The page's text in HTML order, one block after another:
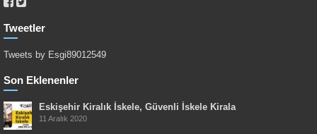
Tweetler
Tweets by Esgi89012549
Son Eklenenler
Eskişehir Kiralık İskele, Güvenli İskele Kirala
11 Aralık 2020